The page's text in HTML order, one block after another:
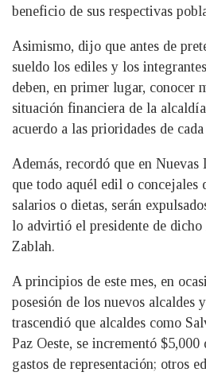
beneficio de sus respectivas
Asimismo, dijo que antes de
sueldo los ediles y los
deben, en primer lugar, conocer
situación financiera de la
acuerdo a las prioridades de
Además, recordó que en
que todo aquél edil o concejales
salarios o dietas, serán
lo advirtió el presidente de
Zablah.
A principios de este mes, en
posesión de los nuevos alcaldes
trascendió que alcaldes como
Paz Oeste, se incrementó
gastos de representación; otros